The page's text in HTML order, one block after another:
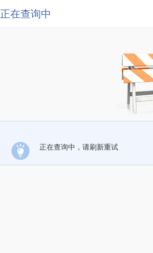
正在查询中
正在查询中，请刷新重试